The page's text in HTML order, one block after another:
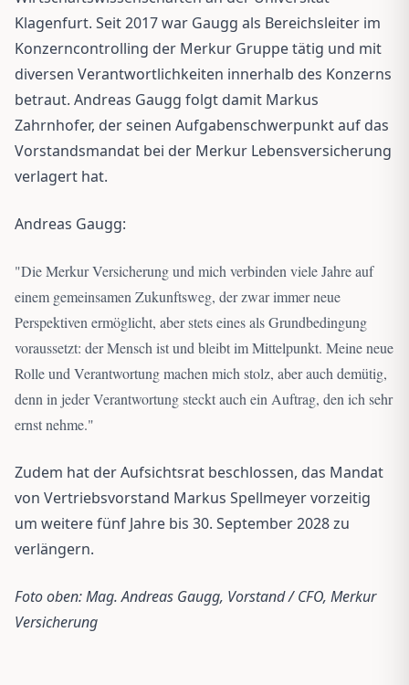
Klagenfurt. Seit 2017 war Gaugg als Bereichsleiter im
Konzerncontrolling der Merkur Gruppe tätig und mit
diversen Verantwortlichkeiten innerhalb des Konzerns
betraut. Andreas Gaugg folgt damit Markus
Zahrnhofer, der seinen Aufgabenschwerpunkt auf das
Vorstandsmandat bei der Merkur Lebensversicherung
verlagert hat.
Andreas Gaugg:
"Die Merkur Versicherung und mich verbinden viele Jahre auf
einem gemeinsamen Zukunftsweg, der zwar immer neue
Perspektiven ermöglicht, aber stets eines als Grundbedingung
voraussetzt: der Mensch ist und bleibt im Mittelpunkt. Meine neue
Rolle und Verantwortung machen mich stolz, aber auch demütig,
denn in jeder Verantwortung steckt auch ein Auftrag, den ich sehr
ernst nehme."
Zudem hat der Aufsichtsrat beschlossen, das Mandat
von Vertriebsvorstand Markus Spellmeyer vorzeitig
um weitere fünf Jahre bis 30. September 2028 zu
verlängern.
Foto oben: Mag. Andreas Gaugg, Vorstand / CFO, Merkur
Versicherung